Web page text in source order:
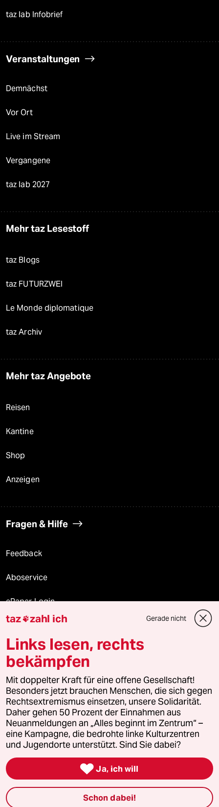
taz lab Infobrief
Veranstaltungen
Demnächst
Vor Ort
Live im Stream
Vergangene
taz lab 2027
Mehr taz Lesestoff
taz Blogs
taz FUTURZWEI
Le Monde diplomatique
taz Archiv
Mehr taz Angebote
Reisen
Kantine
Shop
Anzeigen
Fragen & Hilfe
Feedback
Aboservice
ePaper Login
Downloads für Abonnierende
© 2026 taz Verlags und Vertriebs GmbH
Alle Rechte vorbehalten. Bei rechtlichen Fragen oder für Genehmigungen
wenden Sie sich bitte an
lizenzen@taz.de
Feedback Redaktionsstatut Kommune-Richtlinien
Leitlinie Informant Datenschutz Impressum AGB
Seitenwende Einwilligungen widerrufen (Ads)
taz zahl ich Gerade nicht
Links lesen, rechts
bekämpfen
Mit doppelter Kraft für eine offene Gesellschaft!
Besonders jetzt brauchen Menschen, die sich gegen
Rechtsextremismus einsetzen, unsere Solidarität.
Daher gehen 50 Prozent der Einnahmen aus
Neuanmeldungen an „Alles beginnt im Zentrum“ –
eine Kampagne, die bedrohte linke Kulturzentren
und Jugendorte unterstützt. Sind Sie dabei?
 Ja, ich will
Schon dabei!